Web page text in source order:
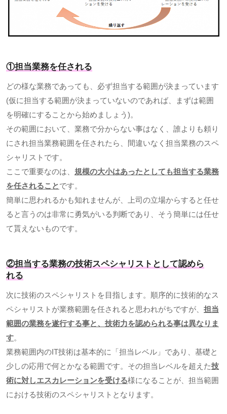
①担当業務を任される
どの様な業務であっても、必ず担当する範囲が決まっています
(仮に担当する範囲が決まっていないのであれば、まずは範囲
を明確にすることから始めましょう )。
その範囲において、業務で分からない事はなく、誰よりも頼り
にされ担当業務範囲を任されたら、間違いなく担当業務のスペ
シャリストです。
ここで重要なのは、 規模の大小はあったとしても担当する業務
を任されることです。
簡単に思われるかも知れませんが、上司の立場からすると任せ
ると言うのは非常に勇気がいる判断であり、そう簡単には任せ
て貰えないものです。
②担当する業務の技術スペシャリストとして認めら
れる
次に技術のスペシャリストを目指します。順序的に技術的なス
ペシャリストが業務範囲を任されると思われがちですが、 担当
範囲の業務を遂行する事と、技術力を認められる事は異なりま
す。
業務範囲内のIT技術は基本的に「担当レベル」であり、基礎と
少しの応用で何とかなる範囲です。その担当レベルを超えた技
術に対しエスカレーションを受ける様になることが、担当範囲
における技術のスペシャリストとなります。